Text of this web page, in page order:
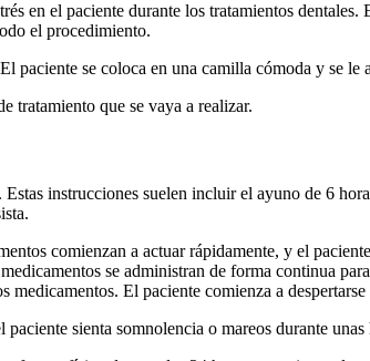
en el paciente durante los tratamientos
el procedimiento.
paciente se coloca en una camilla cómoda y se
tratamiento que se vaya a realizar.
instrucciones suelen incluir el ayuno de 6
comienzan a actuar rápidamente, y el
se administran de forma continua
El paciente comienza a
sienta somnolencia o mareos durante